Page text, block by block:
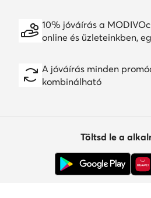
10% jóváírás a
online és üzleteinkben,
A jóváírás minden
kombinálható
Töltsd le a